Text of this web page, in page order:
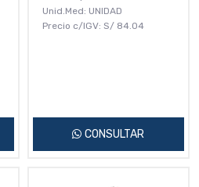
Unid.Med: UNIDAD
Precio c/IGV: S/ 84.04
CONSULTAR